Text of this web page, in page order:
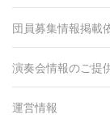
団員募集情報掲載
演奏会情報のご提
運営情報